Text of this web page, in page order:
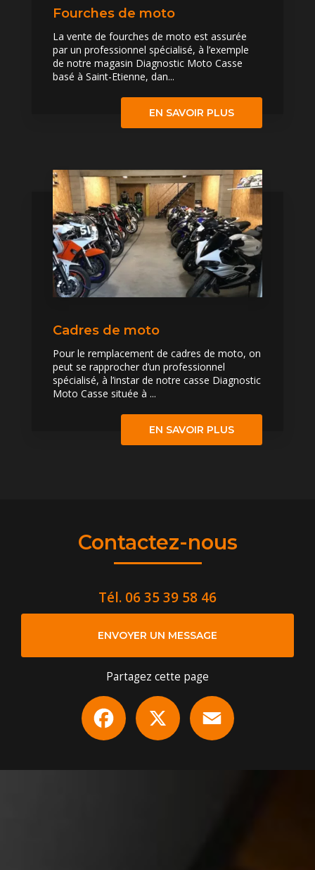
Fourches de moto
La vente de fourches de moto est assurée
par un professionnel spécialisé, à l’exemple
de notre magasin Diagnostic Moto Casse
basé à Saint-Etienne, dan...
EN SAVOIR PLUS
Cadres de moto
Pour le remplacement de cadres de moto, on
peut se rapprocher d’un professionnel
spécialisé, à l’instar de notre casse Diagnostic
Moto Casse située à ...
EN SAVOIR PLUS
Contactez-nous
Tél. 06 35 39 58 46
ENVOYER UN MESSAGE
Partagez cette page
Facebook